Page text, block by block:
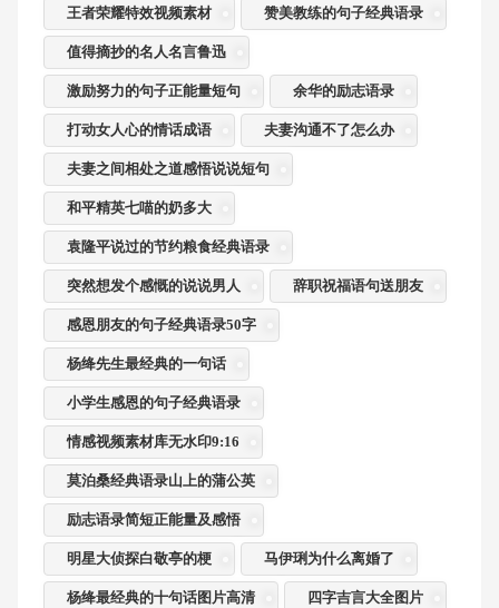
王者荣耀特效视频素材 赞美教练的句子经典语录
值得摘抄的名人名言鲁迅
激励努力的句子正能量短句 余华的励志语录
打动女人心的情话成语 夫妻沟通不了怎么办
夫妻之间相处之道感悟说说短句
和平精英七喵的奶多大
袁隆平说过的节约粮食经典语录
突然想发个感慨的说说男人 辞职祝福语句送朋友
感恩朋友的句子经典语录50字
杨绛先生最经典的一句话
小学生感恩的句子经典语录
情感视频素材库无水印9:16
莫泊桑经典语录山上的蒲公英
励志语录简短正能量及感悟
明星大侦探白敬亭的梗 马伊琍为什么离婚了
杨绛最经典的十句话图片高清 四字吉言大全图片